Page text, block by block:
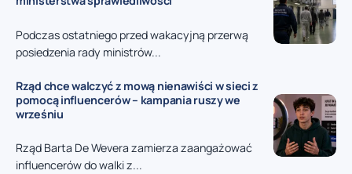
Podczas ostatniego przed wakacyjną przerwą
posiedzenia rady ministrów...
Rząd chce walczyć z mową nienawiści w sieci z
pomocą influencerów – kampania ruszy we
wrześniu
Rząd Barta De Wevera zamierza zaangażować
influencerów do walki z...